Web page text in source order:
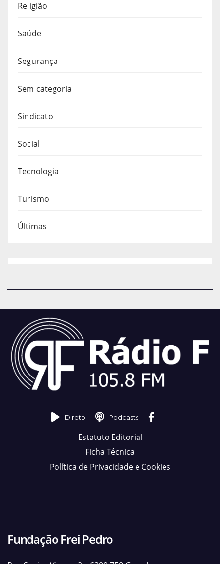
Religião
Saúde
Segurança
Sem categoria
Sindicato
Social
Tecnologia
Turismo
Últimas
Direto Podcasts
Estatuto Editorial
Ficha Técnica
Política de Privacidade e Cookies
Fundação Frei Pedro